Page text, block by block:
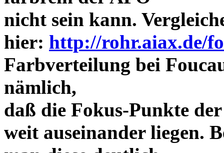
nicht sein kann.
hier: http://rohr.aiax.de/
Farbverteilung bei
nämlich,
daß die Fokus-Punkte
weit auseinander liegen.